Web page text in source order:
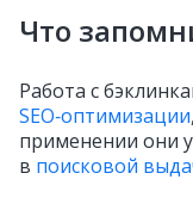
Что
Работа с
SEO‑оптимизации
применении они
в поисковой